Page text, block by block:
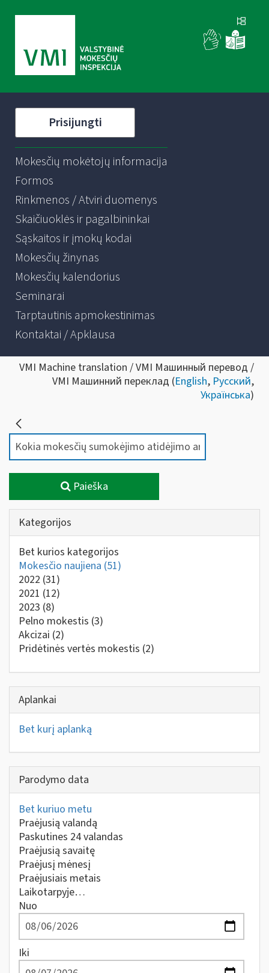
Prisijungti
Mokesčių mokėtojų informacija
Formos
Rinkmenos / Atviri duomenys
Skaičiuoklės ir pagalbininkai
Sąskaitos ir įmokų kodai
Mokesčių žinynas
Mokesčių kalendorius
Seminarai
Tarptautinis apmokestinimas
Kontaktai / Apklausa
VMI Machine translation / VMI Машинный перевод /
VMI Машинний переклад (English, Русский,
Українська)
Paieška
Kategorijos
Bet kurios kategorijos
Mokesčio naujiena (51)
2022 (31)
2021 (12)
2023 (8)
Pelno mokestis (3)
Akcizai (2)
Pridėtinės vertės mokestis (2)
Aplankai
Bet kurį aplanką
Parodymo data
Bet kuriuo metu
Praėjusią valandą
Paskutines 24 valandas
Praėjusią savaitę
Praėjusį mėnesį
Praėjusiais metais
Laikotarpyje…
Nuo
Iki